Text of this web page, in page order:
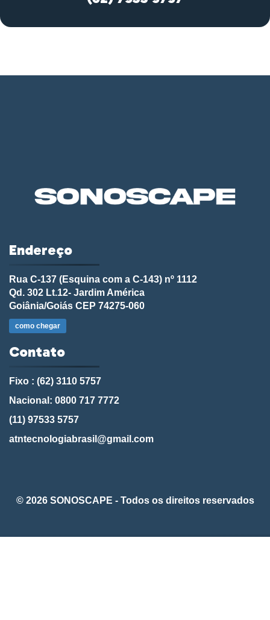
Endereço
Rua C-137 (Esquina com a C-143) nº 1112
Qd. 302 Lt.12- Jardim América
Goiânia/Goiás CEP 74275-060
como chegar
Contato
Fixo : (62) 3110 5757
Nacional: 0800 717 7772
(11) 97533 5757
atntecnologiabrasil@gmail.com
© 2026 SONOSCAPE - Todos os direitos reservados